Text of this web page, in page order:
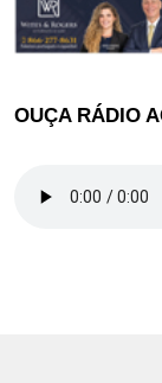
OUÇA RÁDIO